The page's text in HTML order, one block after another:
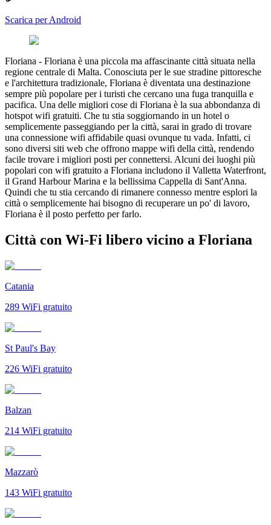
Scarica per Android
Floriana - Floriana è una piccola ma affascinante città situata nella
regione centrale di Malta. Conosciuta per le sue stradine pittoresche
e l'architettura tradizionale, Floriana è diventata una destinazione
sempre più popolare per i turisti che cercano una fuga tranquilla e
pacifica. Una delle migliori cose di Floriana è la sua abbondanza di
hotspot wifi gratuiti. Che tu stia soggiornando in un hotel o
semplicemente passeggiando per la città, sarai in grado di trovare
una connessione wifi affidabile quasi ovunque tu vada. Infatti, ci
sono diversi siti web che offrono mappe wifi della città, rendendo
facile trovare i migliori posti per connettersi. Alcuni dei luoghi più
popolari con wifi gratuito a Floriana includono il Valletta Waterfront,
il Grand Harbour Marina e la bellissima Cappella di Sant'Anna.
Quindi che tu stia cercando di rimanere connesso mentre esplori la
città o semplicemente hai bisogno di recuperare un po' di lavoro,
Floriana è il posto perfetto per farlo.
Città con Wi-Fi libero vicino a Floriana
Catania
289 WiFi gratuito
St Paul's Bay
226 WiFi gratuito
Balzan
214 WiFi gratuito
Mazzarò
143 WiFi gratuito